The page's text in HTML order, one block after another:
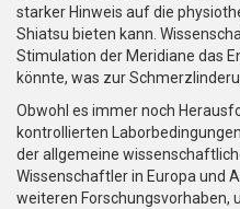
starker Hinweis auf die
Shiatsu bieten kann.
Stimulation der Meridiane das
könnte, was zur
Obwohl es immer noch
kontrollierten
der allgemeine
Wissenschaftler in Europa und
weiteren Forschungsvorhaben,